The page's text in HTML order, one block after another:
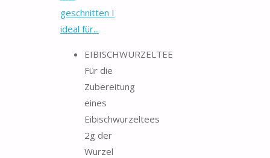
geschnitten I
ideal für...
EIBISCHWURZELTEE
Für die
Zubereitung
eines
Eibischwurzeltees
2g der
Wurzel